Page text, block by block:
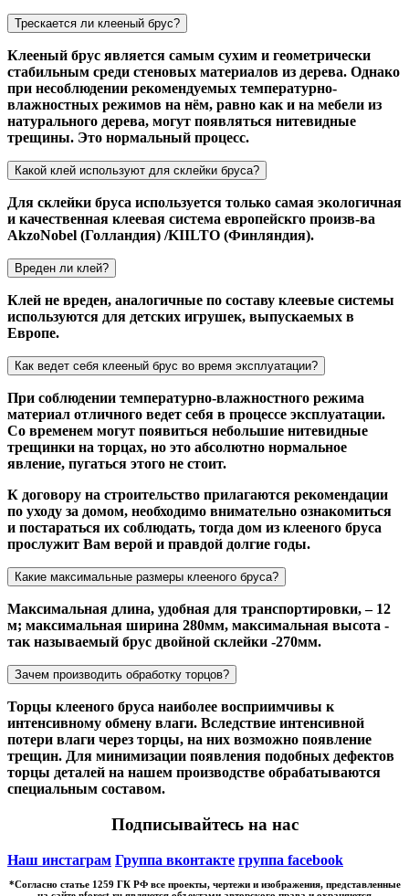
Трескается ли клееный брус?
Клееный брус является самым сухим и геометрически
стабильным среди стеновых материалов из дерева. Однако
при несоблюдении рекомендуемых температурно-
влажностных режимов на нём, равно как и на мебели из
натурального дерева, могут появляться нитевидные
трещины. Это нормальный процесс.
Какой клей используют для склейки бруса?
Для склейки бруса используется только самая экологичная
и качественная клеевая система европейскго произв-ва
AkzoNobel (Голландия) /KIILTO (Финляндия).
Вреден ли клей?
Клей не вреден, аналогичные по составу клеевые системы
используются для детских игрушек, выпускаемых в
Европе.
Как ведет себя клееный брус во время эксплуатации?
При соблюдении температурно-влажностного режима
материал отличного ведет себя в процессе эксплуатации.
Со временем могут появиться небольшие нитевидные
трещинки на торцах, но это абсолютно нормальное
явление, пугаться этого не стоит.
К договору на строительство прилагаются рекомендации
по уходу за домом, необходимо внимательно ознакомиться
и постараться их соблюдать, тогда дом из клееного бруса
прослужит Вам верой и правдой долгие годы.
Какие максимальные размеры клееного бруса?
Максимальная длина, удобная для транспортировки, – 12
м; максимальная ширина 280мм, максимальная высота -
так называемый брус двойной склейки -270мм.
Зачем производить обработку торцов?
Торцы клееного бруса наиболее восприимчивы к
интенсивному обмену влаги. Вследствие интенсивной
потери влаги через торцы, на них возможно появление
трещин. Для минимизации появления подобных дефектов
торцы деталей на нашем производстве обрабатываются
специальным составом.
Подписывайтесь на нас
Наш инстаграм Группа вконтакте группа facebook
*Cогласно статье 1259 ГК РФ все проекты, чертежи и изображения, представленные